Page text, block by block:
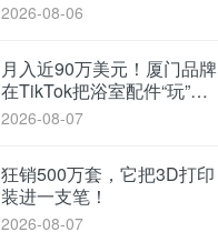
2026-08-06
月入近90万美元！厦门品牌
在TikTok把浴室配件“玩”出
了新花样
2026-08-07
狂销500万套，它把3D打印
装进一支笔！
2026-08-07